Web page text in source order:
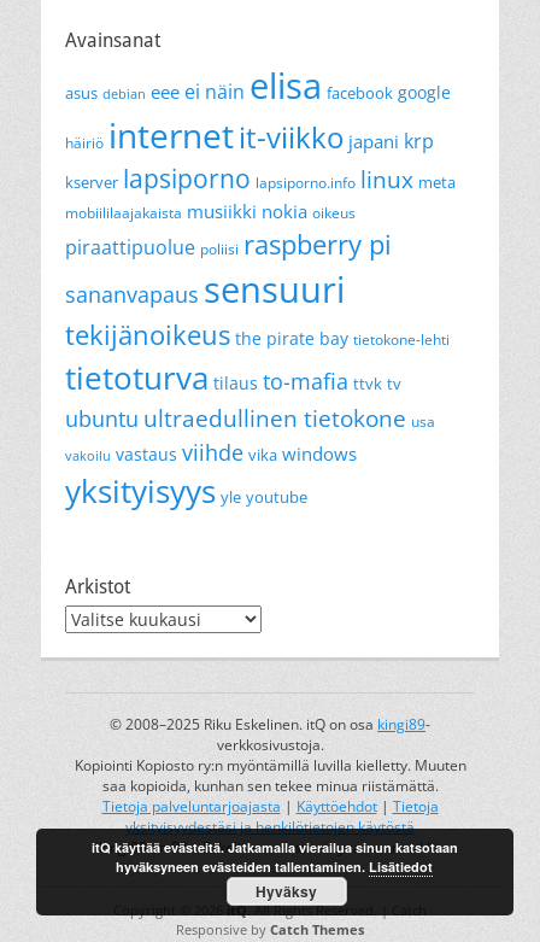
Avainsanat
asus debian eee ei näin elisa facebook google
häiriö internetit-viikko japani krp
kserver lapsiporno lapsiporno.info linux meta
mobiililaajakaista musiikki nokia oikeus
piraattipuolue poliisi raspberry pi
sananvapaus sensuuri
tekijänoikeus the pirate bay tietokone-lehti
tietoturva tilaus to-mafia ttvk tv
ubuntu ultraedullinen tietokone usa
vakoilu vastaus viihde vika windows
yksityisyys yle youtube
Arkistot
Arkistot
© 2008–2025 Riku Eskelinen. itQ on osa kingi89-
verkkosivustoja.
Kopiointi Kopiosto ry:n myöntämillä luvilla kielletty. Muuten
saa kopioida, kunhan sen tekee minua riistämättä.
Tietoja palveluntarjoajasta | Käyttöehdot| Tietoja
yksityisyydestäsi ja henkilötietojen käytöstä
kingi89 on Riku Eskelisen rekisteröity tavaramerkki.
itQ. All Rights Reserved. | Catch
Responsive by Catch Themes
itQ käyttää evästeitä. Jatkamalla vierailua sinun katsotaan
hyväksyneen evästeiden tallentaminen.Lisätiedot
Hyväksy